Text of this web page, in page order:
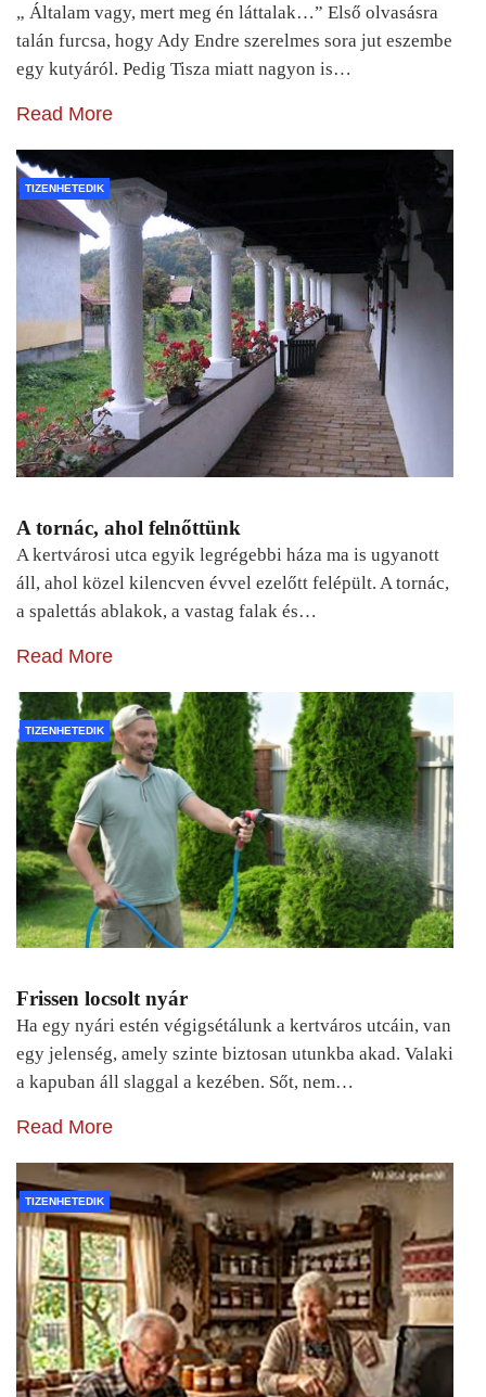
„ Általam vagy, mert meg én láttalak…” Első olvasásra
talán furcsa, hogy Ady Endre szerelmes sora jut eszembe
egy kutyáról. Pedig Tisza miatt nagyon is…
Read More
TIZENHETEDIK
A tornác, ahol felnőttünk
A kertvárosi utca egyik legrégebbi háza ma is ugyanott
áll, ahol közel kilencven évvel ezelőtt felépült. A tornác,
a spalettás ablakok, a vastag falak és…
Read More
TIZENHETEDIK
Frissen locsolt nyár
Ha egy nyári estén végigsétálunk a kertváros utcáin, van
egy jelenség, amely szinte biztosan utunkba akad. Valaki
a kapuban áll slaggal a kezében. Sőt, nem…
Read More
TIZENHETEDIK